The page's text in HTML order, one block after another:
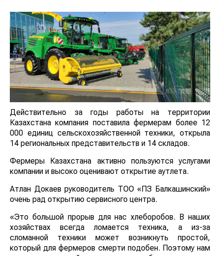
Действительно за годы работы на территории
Казахстана компания поставила фермерам более 12
000 единиц сельскохозяйственной техники, открыла
14 региональных представительств и 14 складов.
Фермеры Казахстана активно пользуются услугами
компании и высоко оценивают открытие аутлета.
Атлан Докаев руководитель ТОО «ПЗ Балкашинский»
очень рад открытию сервисного центра.
«Это большой прорыв для нас хлеборобов. В наших
хозяйствах всегда ломается техника, а из-за
сломанной техники может возникнуть простой,
который для фермеров смерти подобен. Поэтому нам